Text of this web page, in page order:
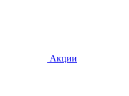
Акции